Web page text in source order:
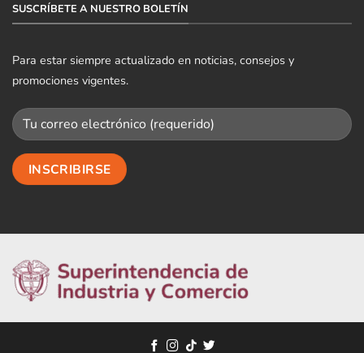
SUSCRÍBETE A NUESTRO BOLETÍN
Para estar siempre actualizado en noticias, consejos y
promociones vigentes.